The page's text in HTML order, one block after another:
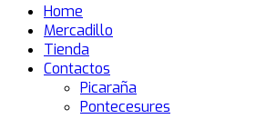
Home
Mercadillo
Tienda
Contactos
Picaraña
Pontecesures